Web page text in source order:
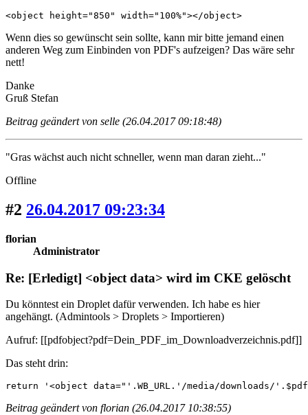
<object height="850" width="100%"></object>
Wenn dies so gewünscht sein sollte, kann mir bitte jemand einen
anderen Weg zum Einbinden von PDF's aufzeigen? Das wäre sehr
nett!
Danke
Gruß Stefan
Beitrag geändert von selle (26.04.2017 09:18:48)
"Gras wächst auch nicht schneller, wenn man daran zieht..."
Offline
#2 26.04.2017 09:23:34
florian
Administrator
Re: [Erledigt] <object data> wird im CKE gelöscht
Du könntest ein Droplet dafür verwenden. Ich habe es hier
angehängt. (Admintools > Droplets > Importieren)
Aufruf: [[pdfobject?pdf=Dein_PDF_im_Downloadverzeichnis.pdf]]
Das steht drin:
return '<object data="'.WB_URL.'/media/downloads/
Beitrag geändert von florian (26.04.2017 10:38:55)